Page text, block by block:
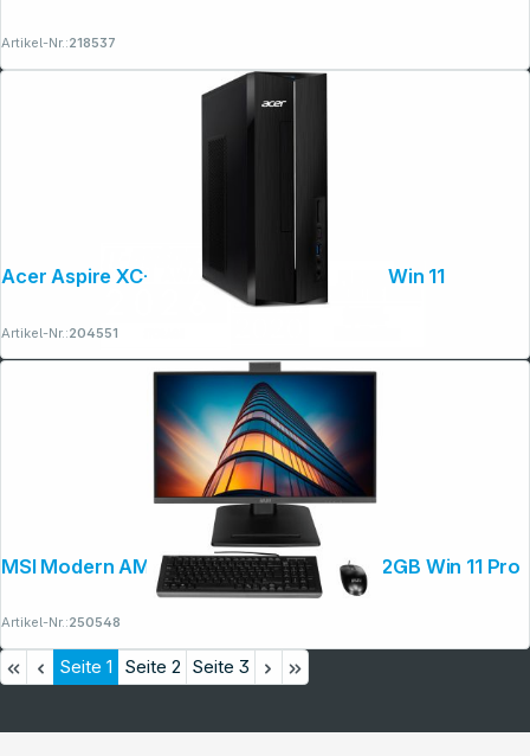
Artikel-Nr.:218537
Acer Aspire XC-1785 Ci3 8GB 512GB SSD Win 11
Artikel-Nr.:204551
MSI Modern AM273QP 27" (69cm) CU7 32GB Win 11 Pro
Artikel-Nr.:250548
Seite 1 Seite 2 Seite 3